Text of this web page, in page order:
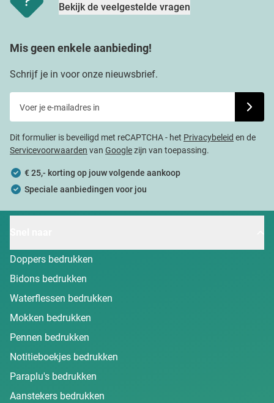
Bekijk de veelgestelde vragen
Mis geen enkele aanbieding!
Schrijf je in voor onze nieuwsbrief.
Dit formulier is beveiligd met reCAPTCHA - het Privacybeleid en de
Servicevoorwaarden van Googlezijn van toepassing.
€ 25,- korting op jouw volgende aankoop
Speciale aanbiedingen voor jou
Doppers bedrukken
Bidons bedrukken
Waterflessen bedrukken
Mokken bedrukken
Pennen bedrukken
Notitieboekjes bedrukken
Paraplu's bedrukken
Aanstekers bedrukken